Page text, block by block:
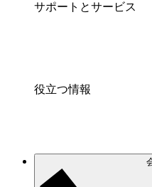
サポートとサービス
役立つ情報